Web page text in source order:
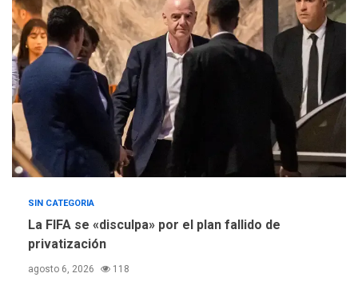
5
Concejo Municipal de
Mariño respalda a Cámara
de Comercio para reforma
de Ley de Puerto Libre
SIN CATEGORIA
La FIFA se «disculpa» por el plan fallido de
privatización
agosto 6, 2026 118